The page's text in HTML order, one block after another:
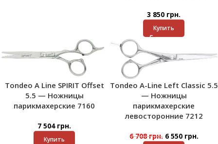
3 850 грн.
Купить
Tondeo A Line SPIRIT Offset
5.5 — Ножницы
парикмахерские 7160
7 504 грн.
Купить
Tondeo A-Line Left Classic 5.5
— Ножницы
парикмахерские
левосторонние 7212
6 708грн. 6 550 грн.